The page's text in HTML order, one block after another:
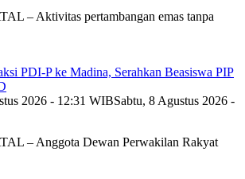
– Aktivitas pertambangan emas tanpa
PDI-P ke Madina, Serahkan Beasiswa PIP
2026 - 12:31 WIBSabtu, 8 Agustus 2026 -
– Anggota Dewan Perwakilan Rakyat